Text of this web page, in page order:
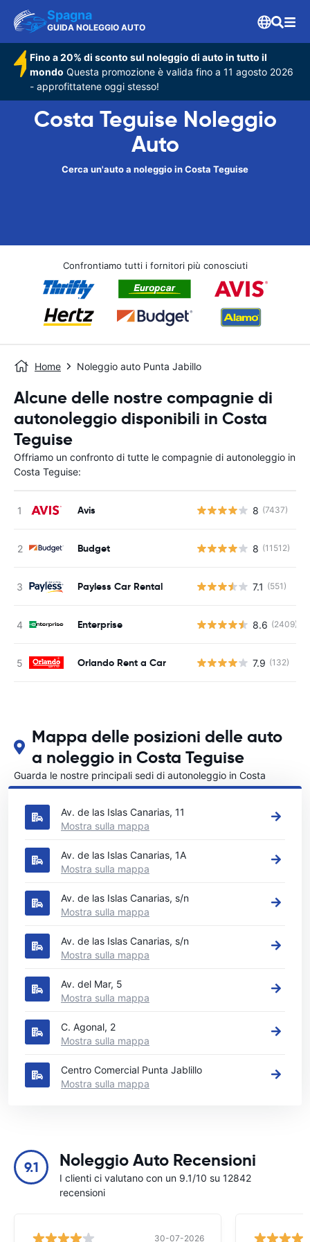
Spagna
GUIDA NOLEGGIO AUTO
Fino a 20% di sconto sul noleggio di auto in tutto il
mondo Questa promozione è valida fino a 11 agosto 2026
- approfittatene oggi stesso!
Costa Teguise Noleggio
Auto
Cerca un'auto a noleggio in Costa Teguise
Confrontiamo tutti i fornitori più conosciuti
Home Noleggio auto Punta Jabillo
Alcune delle nostre compagnie di
autonoleggio disponibili in Costa
Teguise
Offriamo un confronto di tutte le compagnie di autonoleggio in
Costa Teguise:
Avis 8 (7437)
Budget 8 (11512)
Payless Car Rental 7.1 (551)
Enterprise 8.6 (2409)
Orlando Rent a Car 7.9 (132)
Mappa delle posizioni delle auto
a noleggio in Costa Teguise
Guarda le nostre principali sedi di autonoleggio in Costa
Teguise
Av. de las Islas Canarias, 11
Mostra sulla mappa
Av. de las Islas Canarias, 1A
Mostra sulla mappa
Av. de las Islas Canarias, s/n
Mostra sulla mappa
Av. de las Islas Canarias, s/n
Mostra sulla mappa
Av. del Mar, 5
Mostra sulla mappa
C. Agonal, 2
Mostra sulla mappa
Centro Comercial Punta Jablillo
Mostra sulla mappa
9.1 Noleggio Auto Recensioni
I clienti ci valutano con un 9.1/10 su 12842
recensioni
30-07-2026